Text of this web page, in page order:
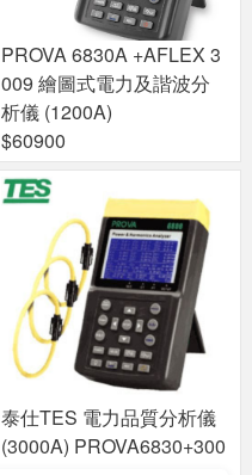
PROVA 6830A +AFLEX 3
009 繪圖式電力及諧波分
析儀 (1200A)
$60900
泰仕TES 電力品質分析儀
(3000A) PROVA6830+300